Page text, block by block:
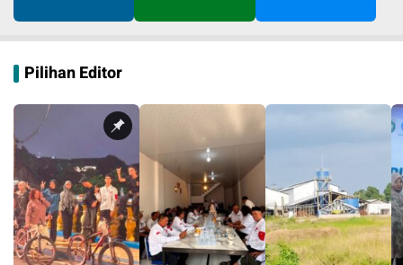
Pilihan Editor